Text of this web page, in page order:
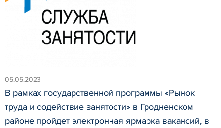
05.05.2023
В рамках государственной программы «Рынок
труда и содействие занятости» в Гродненском
районе пройдет электронная ярмарка вакансий, в